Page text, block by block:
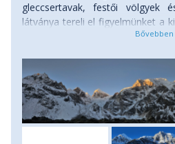
gleccsertavak, festői völgyek
látványa tereli el figyelmünket a
Rövid, de meredek kaptató
megállva, megpihenve
látjuk kirajzolódni a horizonton
Lenyűgöző látvány! Az 5107
érve imazászlók sokasága
nyugtázzuk mi is, hogy